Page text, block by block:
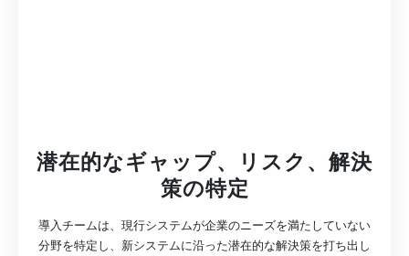
潜在的なギャップ、リスク、解決
策の特定
導入チームは、現行システムが企業のニーズを満たしていない
分野を特定し、新システムに沿った潜在的な解決策を打ち出し